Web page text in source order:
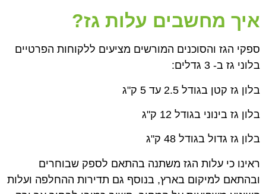
איך מחשבים עלות גז?
ספקי הגז והסוכנים המורשים מציעים ללקוחות הפרטיים
בלוני גז ב- 3 גדלים:
בלון גז קטן בגודל 2.5 עד 5 ק"ג
בלון גז בינוני בגודל 12 ק"ג
בלון גז גדול בגודל 48 ק"ג
ראינו כי עלות הגז משתנה בהתאם לספק שבוחרים
ובהתאם למיקום בארץ, בנוסף גם תדירות ההחלפה ועלות